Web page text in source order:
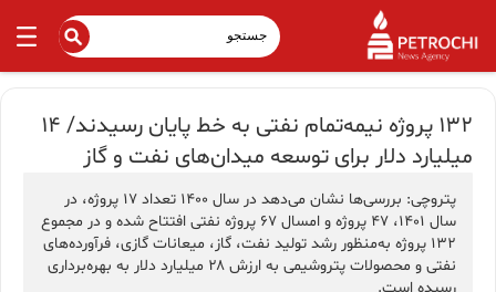
۱۳۲ پروژه نیمه‌تمام نفتی به خط پایان رسیدند/ ۱۴
میلیارد دلار برای توسعه میدان‌های نفت و گاز
پتروچی: بررسی‌ها نشان می‌دهد در سال ۱۴۰۰ تعداد ۱۷ پروژه، در
سال ۱۴۰۱، ۴۷ پروژه و امسال ۶۷ پروژه نفتی افتتاح شده و در مجموع
۱۳۲ پروژه به‌منظور رشد تولید نفت، گاز، میعانات گازی، فرآورده‌های
نفتی و محصولات پتروشیمی به ارزش ۲۸ میلیارد دلار به بهره‌برداری